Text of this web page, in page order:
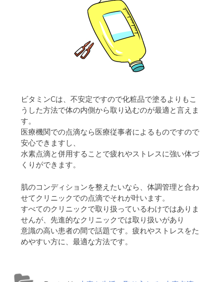
ビタミンCは、不安定ですので化粧品で塗るよりもこ
うした方法で体の内側から取り込むのが最適と言えま
す。
医療機関での点滴なら医療従事者によるものですので
安心できますし、
水素点滴と併用することで疲れやストレスに強い体づ
くりができます。
肌のコンディションを整えたいなら、体調管理と合わ
せてクリニックでの点滴でそれが叶います。
すべてのクリニックで取り扱っているわけではありま
せんが、先進的なクリニックでは取り扱いがあり
意識の高い患者の間で話題です。疲れやストレスをた
めやすい方に、最適な方法です。